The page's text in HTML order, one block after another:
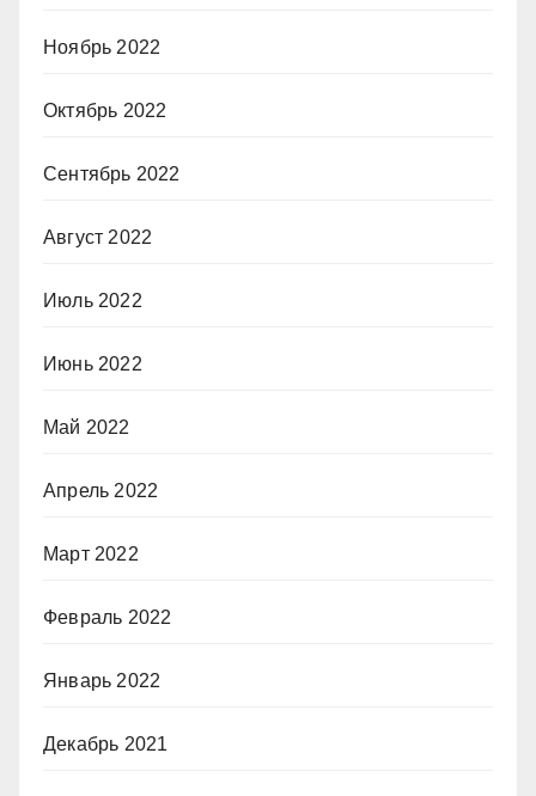
Ноябрь 2022
Октябрь 2022
Сентябрь 2022
Август 2022
Июль 2022
Июнь 2022
Май 2022
Апрель 2022
Март 2022
Февраль 2022
Январь 2022
Декабрь 2021